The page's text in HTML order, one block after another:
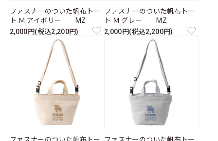
ファスナーのついた帆布トー
ト Ｍ アイボリー MZ
2,000円(税込2,200円)
ファスナーのついた帆布トー
ト Ｍ グレー MZ
2,000円(税込2,200円)